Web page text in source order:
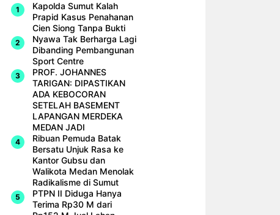
Kapolda Sumut Kalah
Prapid Kasus Penahanan
Cien Siong Tanpa Bukti
Nyawa Tak Berharga Lagi
Dibanding Pembangunan
Sport Centre
PROF. JOHANNES
TARIGAN: DIPASTIKAN
ADA KEBOCORAN
SETELAH BASEMENT
LAPANGAN MERDEKA
MEDAN JADI
Ribuan Pemuda Batak
Bersatu Unjuk Rasa ke
Kantor Gubsu dan
Walikota Medan Menolak
Radikalisme di Sumut
PTPN II Diduga Hanya
Terima Rp30 M dari